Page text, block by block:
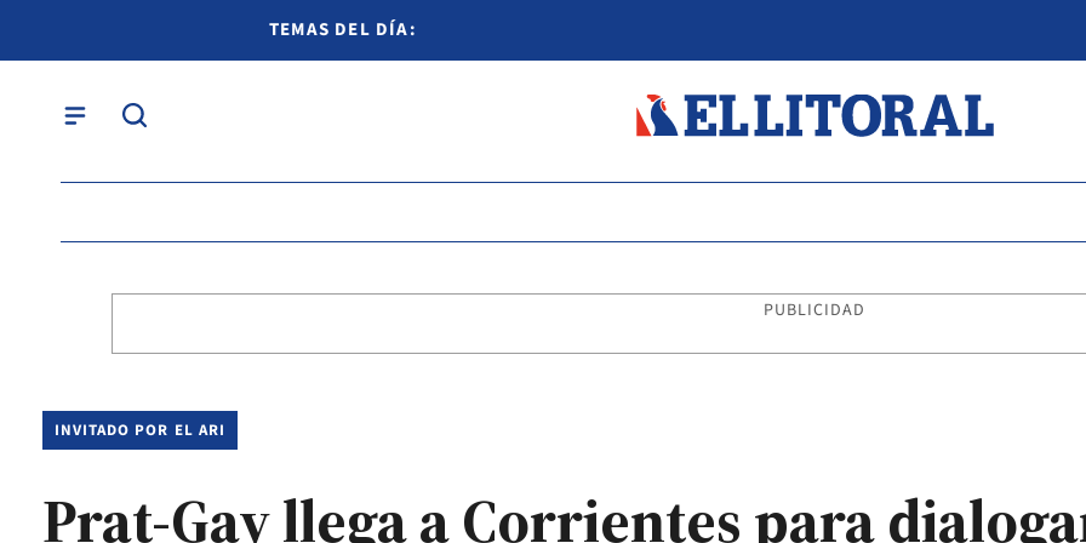
TEMAS DEL DÍA:
PUBLICIDAD
INVITADO POR EL ARI
Prat-Gay llega a Corrientes para